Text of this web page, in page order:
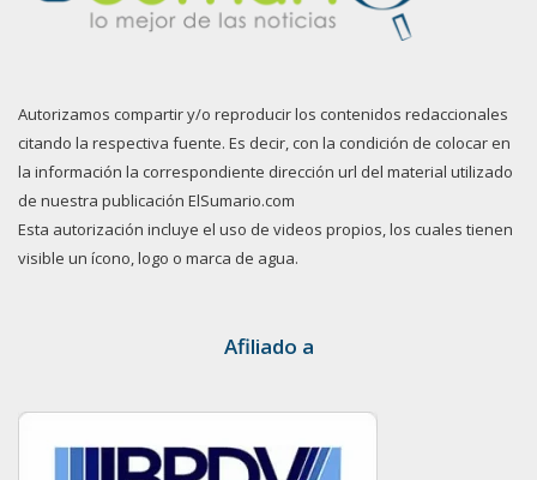
Autorizamos compartir y/o reproducir los contenidos redaccionales
citando la respectiva fuente. Es decir, con la condición de colocar en
la información la correspondiente dirección url del material utilizado
de nuestra publicación ElSumario.com
Esta autorización incluye el uso de videos propios, los cuales tienen
visible un ícono, logo o marca de agua.
Afiliado a